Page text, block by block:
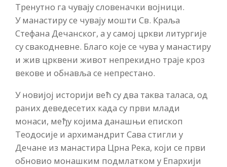
Тренутно га чувају словеначки војници.
У манастиру се чувају мошти Св. Краља
Стефана Дечанског, а у самој цркви литургије
су свакодневне. Благо које се чува у манастиру
и жив црквени живот непрекидно траје кроз
векове и обнавља се непрестано.
У новијој историји већ су два таква таласа, од
раних деведесетих када су први млади
монаси, међу којима данашњи епископ
Теодосије и архимандрит Сава стигли у
Дечане из манастира Црна Река, који се први
обновио монашким подмлатком у Епархији